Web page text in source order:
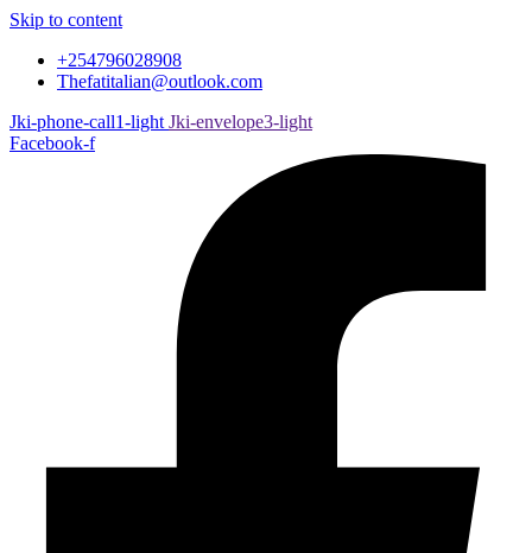
Skip to content
+254796028908
Thefatitalian@outlook.com
Jki-phone-call1-light Jki-envelope3-light
Facebook-f